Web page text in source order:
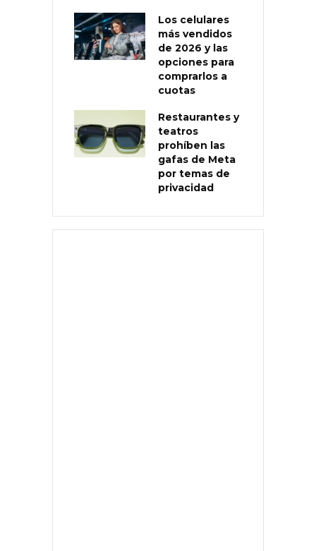
Los celulares
más vendidos
de 2026 y las
opciones para
comprarlos a
cuotas
Restaurantes y
teatros
prohíben las
gafas de Meta
por temas de
privacidad